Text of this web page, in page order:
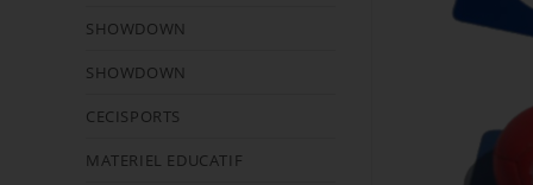
SHOWDOWN
SHOWDOWN
CECISPORTS
MATERIEL EDUCATIF